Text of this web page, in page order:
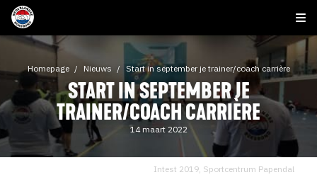
Homepage Nieuws Start in september je trainer/coach carrière
START IN SEPTEMBER JE
TRAINER/COACH CARRIÈRE
14 maart 2022
Intest 2019, Sportcentrum Papendal